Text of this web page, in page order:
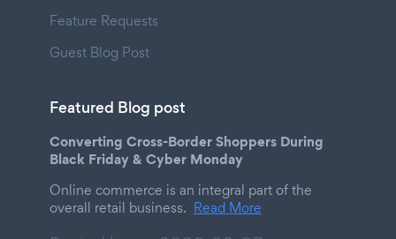
Feature Requests
Guest Blog Post
Featured Blog post
Converting Cross-Border Shoppers During
Black Friday & Cyber Monday
Online commerce is an integral part of the
overall retail business. Read More